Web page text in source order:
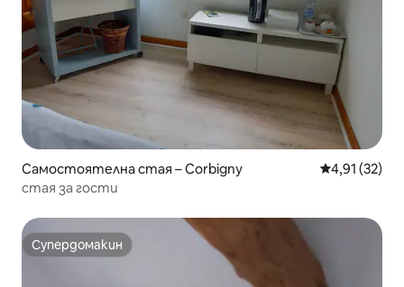
Самостоятелна стая – Corbigny Средна
4,91 (32)
стая за гости
Супердомакин
Супердомакин